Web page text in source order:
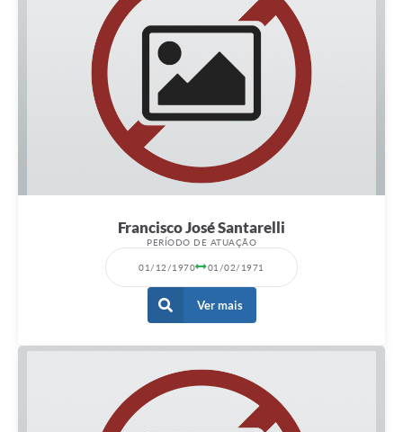
Francisco José Santarelli
PERÍODO DE ATUAÇÃO
01/12/1970 01/02/1971
Ver mais